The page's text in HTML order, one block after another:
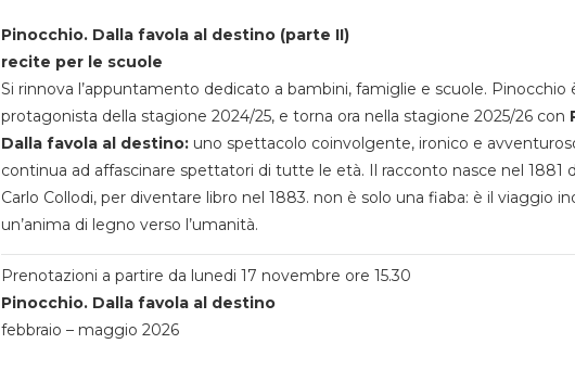
Pinocchio. Dalla favola al destino (parte II)
recite per le scuole
Si rinnova l’appuntamento dedicato a bambini, famiglie e scuole. Pinocchio
protagonista della stagione 2024/25, e torna ora nella stagione 2025/26 con
Dalla favola al destino:uno spettacolo coinvolgente, ironico e
continua ad affascinare spettatori di tutte le età. Il racconto nasce nel 1881
Carlo Collodi, per diventare libro nel 1883. non è solo una fiaba: è il viaggio
un’anima di legno verso l’umanità.
Prenotazioni a partire da lunedi 17 novembre ore 15.30
Pinocchio. Dalla favola al destino
febbraio – maggio 2026